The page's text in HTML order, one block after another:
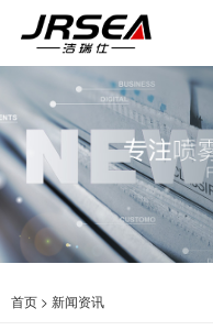
首页 > 新闻资讯